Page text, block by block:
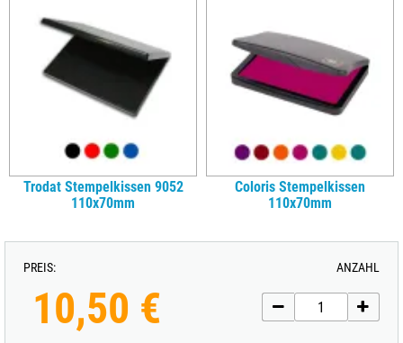
Trodat Stempelkissen 9052
110x70mm
Coloris Stempelkissen
110x70mm
PREIS:
10,50 €
ANZAHL